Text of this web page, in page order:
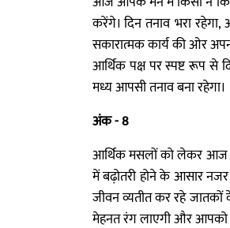
करेंगे। दिन तनाव भरा रहेगा,
सकारात्मक कार्य की ओर
आर्थिक पक्ष पर स्पष्ट रूप से
मध्य आपसी तनाव बना रहेगा।
अंक - 8
आर्थिक मसलों को लेकर आज
में बढ़ोतरी होने के आसार
जीवन व्यतीत कर रहे जातकों
मेहनत रंग लाएगी और आपको